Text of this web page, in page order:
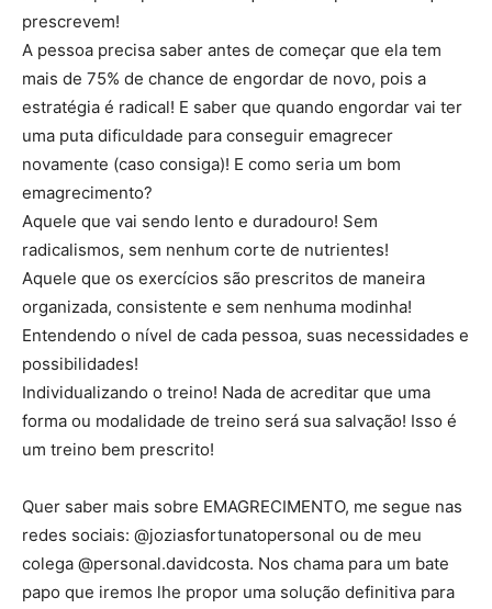
prescrevem!
A pessoa precisa saber antes de começar que ela tem
mais de 75% de chance de engordar de novo, pois a
estratégia é radical! E saber que quando engordar vai ter
uma puta dificuldade para conseguir emagrecer
novamente (caso consiga)! E como seria um bom
emagrecimento?
Aquele que vai sendo lento e duradouro! Sem
radicalismos, sem nenhum corte de nutrientes!
Aquele que os exercícios são prescritos de maneira
organizada, consistente e sem nenhuma modinha!
Entendendo o nível de cada pessoa, suas necessidades e
possibilidades!
Individualizando o treino! Nada de acreditar que uma
forma ou modalidade de treino será sua salvação! Isso é
um treino bem prescrito!
Quer saber mais sobre EMAGRECIMENTO, me segue nas
redes sociais: @joziasfortunatopersonal ou de meu
colega @personal.davidcosta. Nos chama para um bate
papo que iremos lhe propor uma solução definitiva para